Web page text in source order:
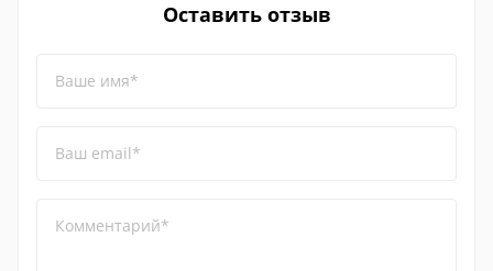
Оставить отзыв
Ваше имя*
Ваш email*
Комментарий*